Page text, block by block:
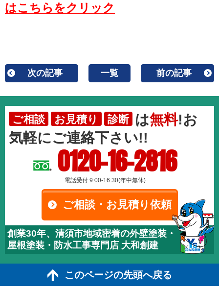
はこちらをクリック
次の記事 一覧 前の記事
ご相談 お見積り 診断 は無料!お
気軽にご連絡下さい!!
0120-16-2816
電話受付:9:00-16:30(年中無休)
ご相談・お見積り依頼
創業30年、清須市地域密着の外壁塗装・
屋根塗装・防水工事専門店 大和創建
このページの先頭へ戻る